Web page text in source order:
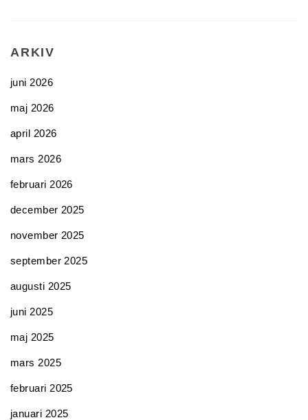
ARKIV
juni 2026
maj 2026
april 2026
mars 2026
februari 2026
december 2025
november 2025
september 2025
augusti 2025
juni 2025
maj 2025
mars 2025
februari 2025
januari 2025